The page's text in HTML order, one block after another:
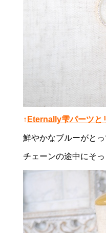
↑ Eternally雫パーツと
鮮やかなブルーがと
チェーンの途中にそ